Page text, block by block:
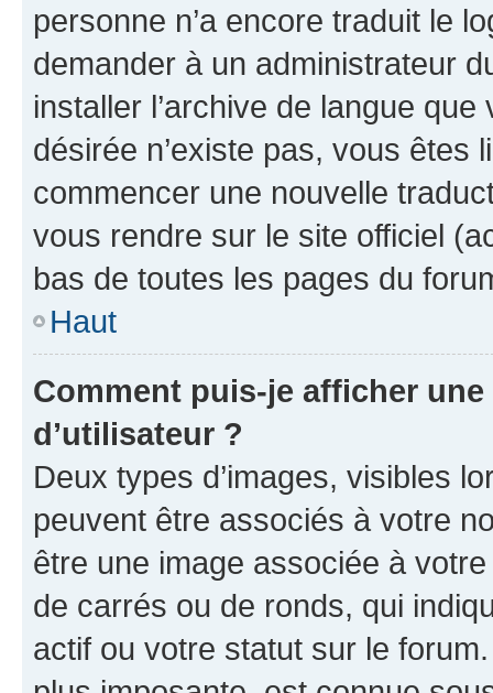
personne n’a encore traduit le
demander à un administrateur
installer l’archive de langue
désirée n’existe pas, vous êtes
commencer une nouvelle
vous rendre sur le site officiel
bas de toutes les pages du
Haut
Comment puis-je afficher
d’utilisateur ?
Deux types d’images, visibles
peuvent être associés à votre
être une image associée à
de carrés ou de ronds, qui
actif ou votre statut sur le